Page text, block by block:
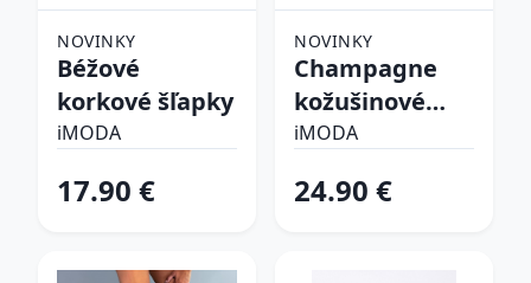
NOVINKY
Béžové
korkové šľapky
iMODA
17.90 €
NOVINKY
Champagne
kožušinové
šľapky
iMODA
24.90 €